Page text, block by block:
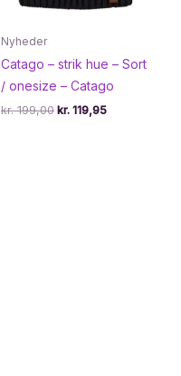
Nyheder
Catago – strik hue – Sort
/ onesize – Catago
kr.199,00 Den
kr. 119,95Den